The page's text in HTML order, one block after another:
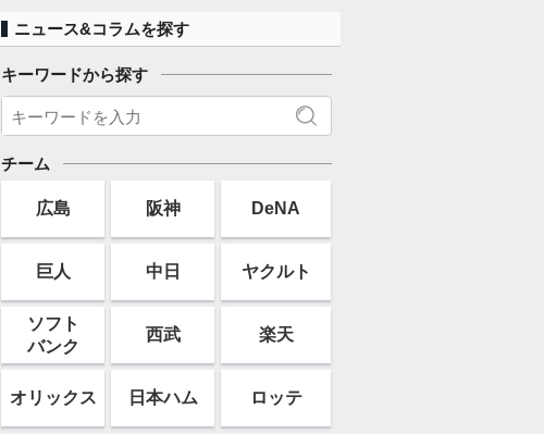
ニュース&コラムを探す
キーワードから探す
チーム
広島 阪神 DeNA
巨人 中日 ヤクルト
ソフト
バンク
西武 楽天
オリックス 日本ハム ロッテ